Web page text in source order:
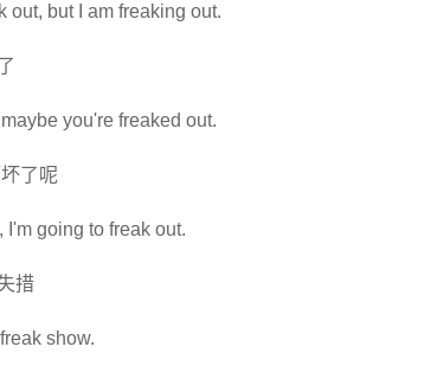
out, but I am freaking out.
you're freaked out.
了呢
I'm going to freak out.
措
show.